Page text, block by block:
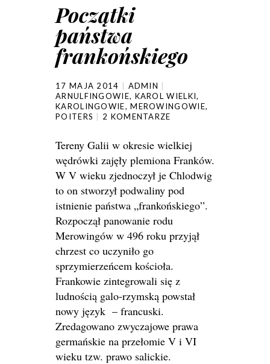
Początki
państwa
frankońskiego
17 MAJA 2014
ADMIN
ARNULFINGOWIE, KAROL WIELKI,
KAROLINGOWIE,MEROWINGOWIE,
POITERS
2 KOMENTARZE
Tereny Galii w okresie wielkiej
wędrówki zajęły plemiona Franków.
W V wieku zjednoczył je Chlodwig
to on stworzył podwaliny pod
istnienie państwa „frankońskiego”.
Rozpoczął panowanie rodu
Merowingów w 496 roku przyjął
chrzest co uczyniło go
sprzymierzeńcem kościoła.
Frankowie zintegrowali się z
ludnością galo-rzymską powstał
nowy język – francuski.
Zredagowano zwyczajowe prawa
germańskie na przełomie V i VI
wieku tzw. prawo salickie.